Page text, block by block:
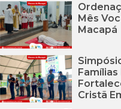
Mês
Macapá
Famílias
Cristã